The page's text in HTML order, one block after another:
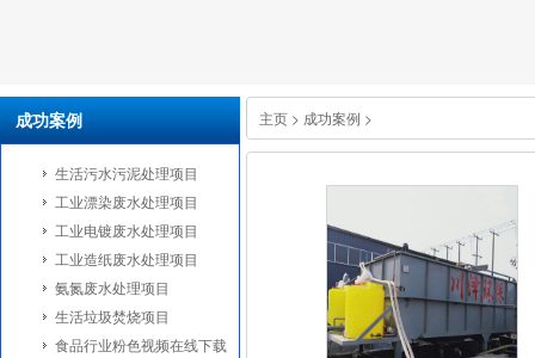
成功案例
生活污水污泥处理项目
工业漂染废水处理项目
工业电镀废水处理项目
工业造纸废水处理项目
氨氮废水处理项目
生活垃圾焚烧项目
食品行业粉色视频在线下载
主页 > 成功案例 >